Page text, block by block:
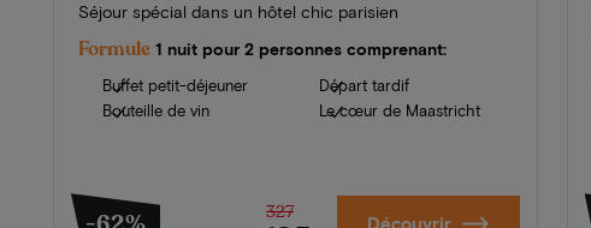
Séjour spécial dans un hôtel chic parisien
Formule 1 nuit pour 2 personnes comprenant:
Buffet petit-déjeuner
Bouteille de vin
Départ tardif
Le cœur de Maastricht
327 Découvrir